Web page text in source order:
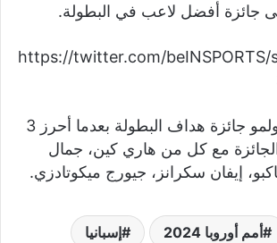
جائزة أفضل لاعب في البطولة.
https://twitter.com/beINSPORTS/
بينما حصد داني أولمو جائزة هداف البطولة بعدما أحرز 3
مع كل من هاري كين، جمال
إيفان سكرانز، جيورج ميكوتادزي.
أمم أوروبا 2024 إسبانيا